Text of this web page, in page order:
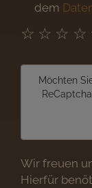
dem
☆
☆
☆
☆
Möchten
Wir freuen
Hierfür